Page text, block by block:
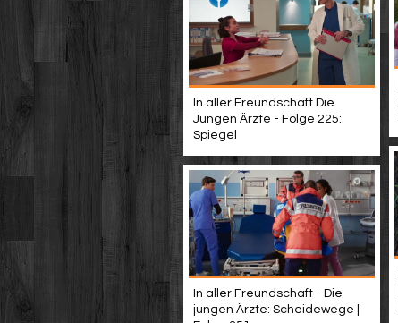
In aller Freundschaft Die
Jungen Ärzte - Folge 225:
Spiegel
In aller Freundschaft - Die
jungen Ärzte: Scheidewege |